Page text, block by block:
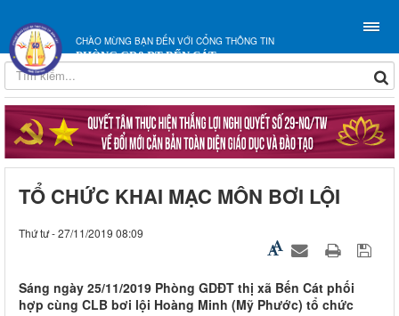
CHÀO MỪNG BẠN ĐẾN VỚI CỔNG THÔNG TIN
PHÒNG GD&ĐT BẾN CÁT
TỔ CHỨC KHAI MẠC MÔN BƠI LỘI
Thứ tư - 27/11/2019 08:09
Sáng ngày 25/11/2019 Phòng GDĐT thị xã Bến Cát phối
hợp cùng CLB bơi lội Hoàng Minh (Mỹ Phước) tổ chức